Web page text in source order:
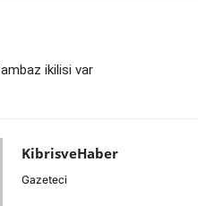
ikilisi var
KibrisveHaber
Gazeteci